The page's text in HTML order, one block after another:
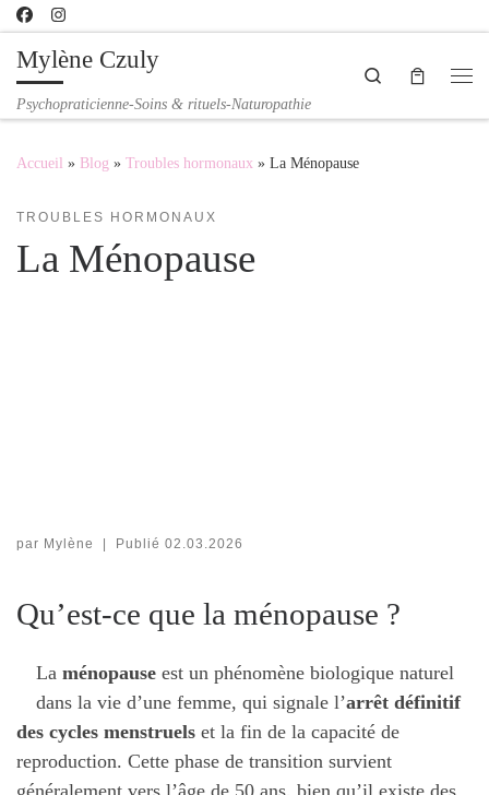
Passer au contenu
Mylène Czuly
Psychopraticienne-Soins & rituels-Naturopathie
Search
Accueil » Blog » Troubles hormonaux » La Ménopause
TROUBLES HORMONAUX
La Ménopause
par Mylène Publié 02.03.2026
Qu’est-ce que la ménopause ?
La ménopause est un phénomène biologique naturel
dans la vie d’une femme, qui signale l’arrêt définitif
des cycles menstruels et la fin de la capacité de
reproduction. Cette phase de transition survient
généralement vers l’âge de 50 ans, bien qu’il existe des